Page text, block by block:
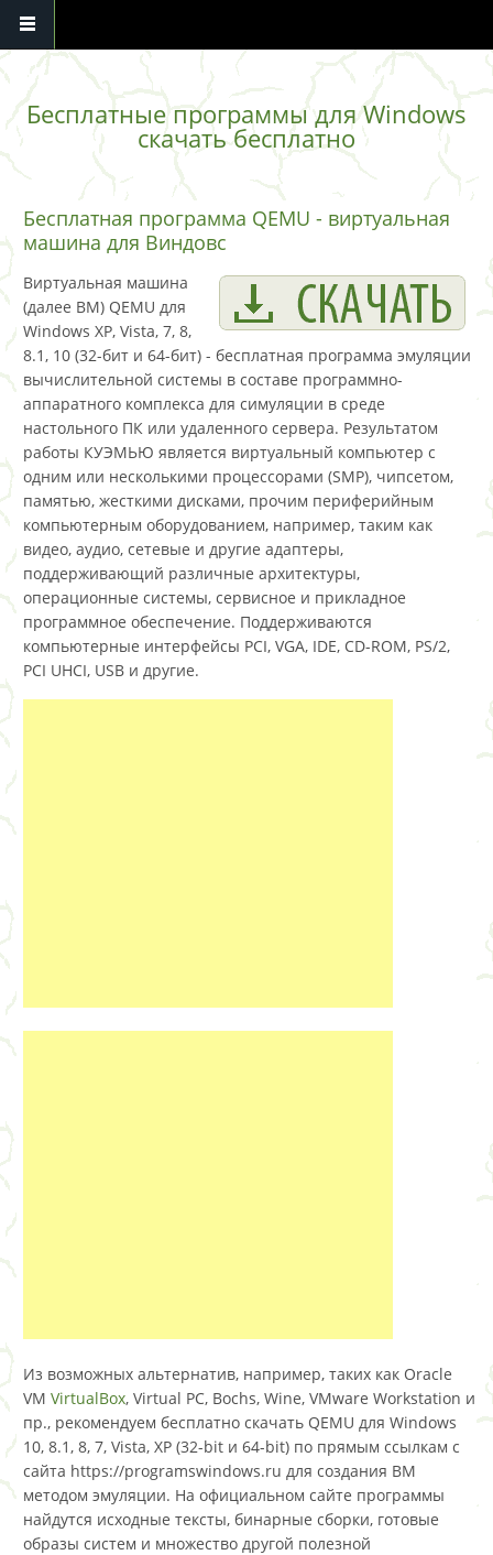
Перейти к основному содержанию
Бесплатные программы для Windows
скачать бесплатно
Бесплатная программа QEMU - виртуальная
машина для Виндовс
Виртуальная машина
(далее ВМ) QEMU для
Windows XP, Vista, 7, 8,
8.1, 10 (32-бит и 64-бит) - бесплатная программа эмуляции
вычислительной системы в составе программно-
аппаратного комплекса для симуляции в среде
настольного ПК или удаленного сервера. Результатом
работы КУЭМЬЮ является виртуальный компьютер с
одним или несколькими процессорами (SMP), чипсетом,
памятью, жесткими дисками, прочим периферийным
компьютерным оборудованием, например, таким как
видео, аудио, сетевые и другие адаптеры,
поддерживающий различные архитектуры,
операционные системы, сервисное и прикладное
программное обеспечение. Поддерживаются
компьютерные интерфейсы PCI, VGA, IDE, CD-ROM, PS/2,
PCI UHCI, USB и другие.
Из возможных альтернатив, например, таких как Oracle
VM VirtualBox, Virtual PC, Bochs, Wine, VMware Workstation и
пр., рекомендуем бесплатно скачать QEMU для Windows
10, 8.1, 8, 7, Vista, XP (32-bit и 64-bit) по прямым ссылкам с
сайта https://programswindows.ru для создания ВМ
методом эмуляции. На официальном сайте программы
найдутся исходные тексты, бинарные сборки, готовые
образы систем и множество другой полезной